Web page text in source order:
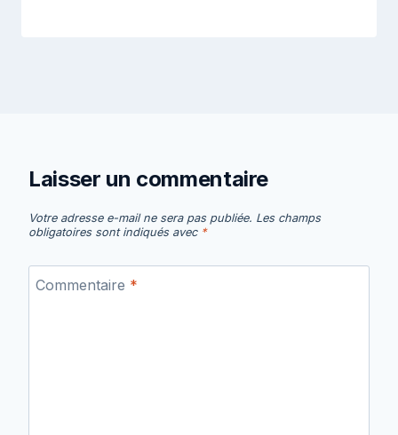
Laisser un commentaire
Votre adresse e-mail ne sera pas publiée. Les champs
obligatoires sont indiqués avec *
Commentaire *